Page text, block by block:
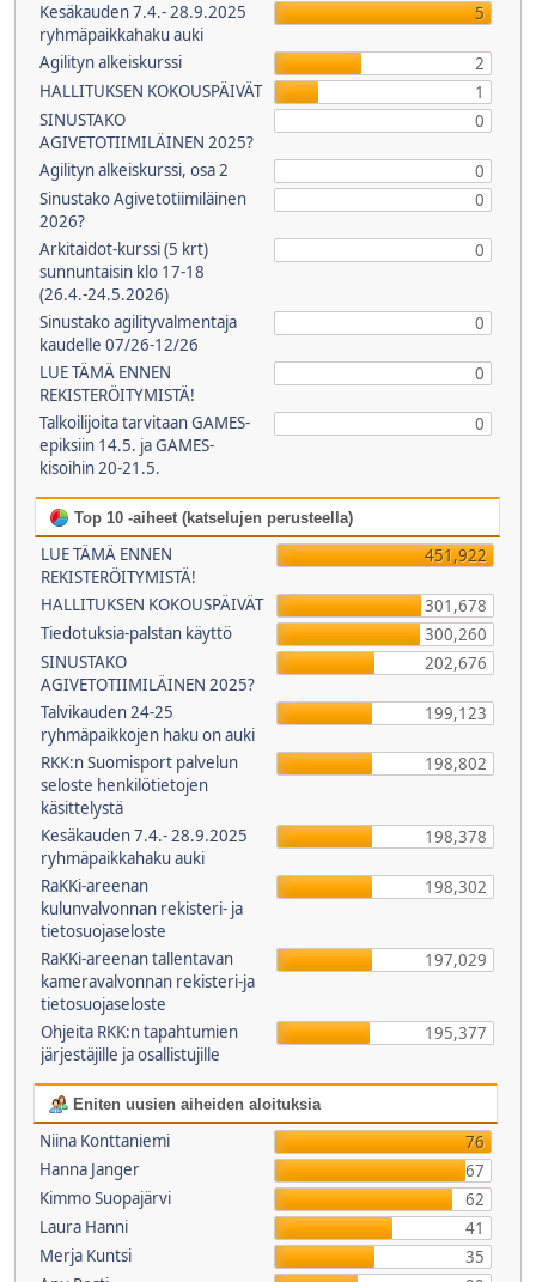
Kesäkauden 7.4.- 28.9.2025
ryhmäpaikkahaku auki
5
Agilityn alkeiskurssi
2
HALLITUKSEN KOKOUSPÄIVÄT
1
SINUSTAKO
AGIVETOTIIMILÄINEN 2025?
0
Agilityn alkeiskurssi, osa 2
0
Sinustako Agivetotiimiläinen
2026?
0
Arkitaidot-kurssi (5 krt)
sunnuntaisin klo 17-18
(26.4.-24.5.2026)
0
Sinustako agilityvalmentaja
kaudelle 07/26-12/26
0
LUE TÄMÄ ENNEN
REKISTERÖITYMISTÄ!
0
Talkoilijoita tarvitaan GAMES-
epiksiin 14.5. ja GAMES-
kisoihin 20-21.5.
0
Top 10 -aiheet (katselujen perusteella)
LUE TÄMÄ ENNEN
REKISTERÖITYMISTÄ!
451,922
HALLITUKSEN KOKOUSPÄIVÄT
301,678
Tiedotuksia-palstan käyttö
300,260
SINUSTAKO
AGIVETOTIIMILÄINEN 2025?
202,676
Talvikauden 24-25
ryhmäpaikkojen haku on auki
199,123
RKK:n Suomisport palvelun
seloste henkilötietojen
käsittelystä
198,802
Kesäkauden 7.4.- 28.9.2025
ryhmäpaikkahaku auki
198,378
RaKKi-areenan
kulunvalvonnan rekisteri- ja
tietosuojaseloste
198,302
RaKKi-areenan tallentavan
kameravalvonnan rekisteri-ja
tietosuojaseloste
197,029
Ohjeita RKK:n tapahtumien
järjestäjille ja osallistujille
195,377
Eniten uusien aiheiden aloituksia
Niina Konttaniemi
76
Hanna Janger
67
Kimmo Suopajärvi
62
Laura Hanni
41
Merja Kuntsi
35